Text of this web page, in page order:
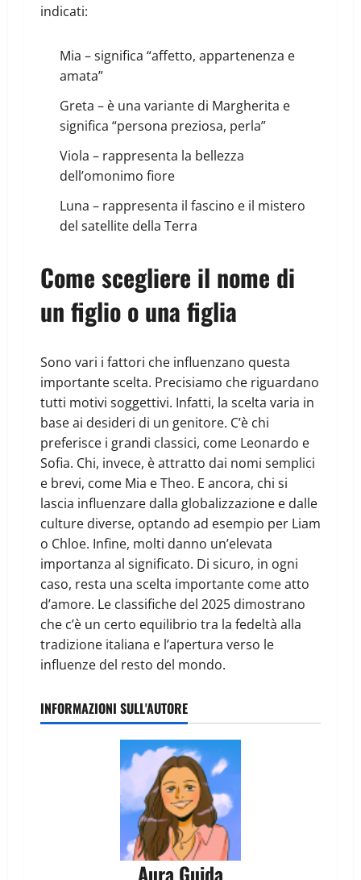
indicati:
Mia – significa “affetto, appartenenza e
amata”
Greta – è una variante di Margherita e
significa “persona preziosa, perla”
Viola – rappresenta la bellezza
dell’omonimo fiore
Luna – rappresenta il fascino e il mistero
del satellite della Terra
Come scegliere il nome di
un figlio o una figlia
Sono vari i fattori che influenzano questa
importante scelta. Precisiamo che riguardano
tutti motivi soggettivi. Infatti, la scelta varia in
base ai desideri di un genitore. C’è chi
preferisce i grandi classici, come Leonardo e
Sofia. Chi, invece, è attratto dai nomi semplici
e brevi, come Mia e Theo. E ancora, chi si
lascia influenzare dalla globalizzazione e dalle
culture diverse, optando ad esempio per Liam
o Chloe. Infine, molti danno un’elevata
importanza al significato. Di sicuro, in ogni
caso, resta una scelta importante come atto
d’amore. Le classifiche del 2025 dimostrano
che c’è un certo equilibrio tra la fedeltà alla
tradizione italiana e l’apertura verso le
influenze del resto del mondo.
INFORMAZIONI SULL'AUTORE
Aura Guida